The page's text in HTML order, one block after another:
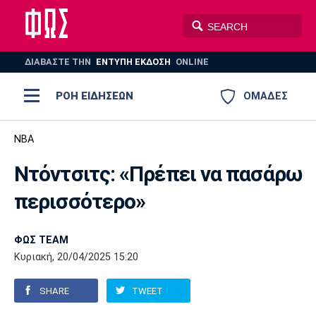
ΔΙΑΒΑΣΤΕ THN ΕΝΤΥΠΗ ΕΚΔΟΣΗ ONLINE
ΟΜΑΔΕΣ
ΡΟΗ ΕΙΔΗΣΕΩΝ
ΠΟΛΟ ΣΠΟΡ
AUTO-MOTO
Ποδόσφαιρο
Super League 1
Super League 2
Γ Εθνική
Ελλάδα
Μπάσκετ
Ελλάδα
Εθνική
EuroLeague
Ολυμπιακοί Αγώνες
Βόλεϊ
Πόλο
Ολυμπιακός
Παναθηναϊκός Ατρόμητος
NBA
Ντόντσιτς: «Πρέπει να πασάρω
περισσότερο»
ΦΩΣ TEAM
Κυριακή, 20/04/2025 15:20
SHARE TWEET